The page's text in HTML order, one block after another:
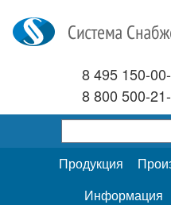
8 495 150-
8 800 500-
Продукция
Информация